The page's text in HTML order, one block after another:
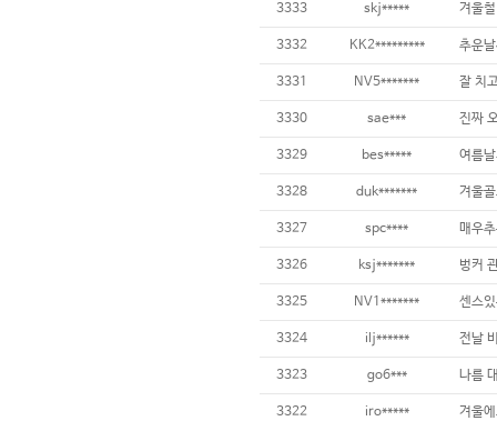
3333 skj***** 겨울
3332 KK2*********
3331 NV5*******
3330 sae***
3329 bes***** 여름
3328 duk******* 겨울
3327 spc****
3326 ksj******* 벙커
3325 NV1*******
3324 ilj******
3323 go6***
3322 iro*****